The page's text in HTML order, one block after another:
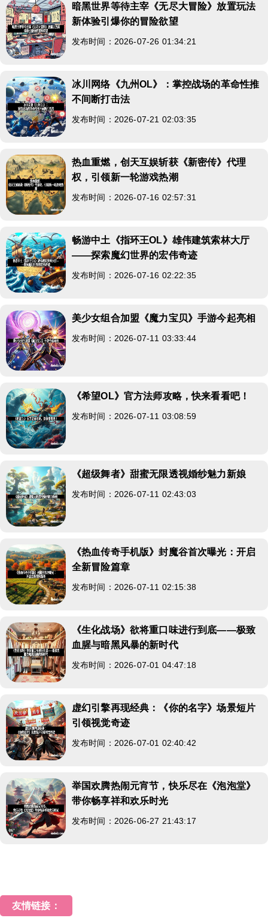
暗黑世界等待主宰《无尽大冒险》放置玩法
新体验引爆你的冒险欲望
发布时间：2026-07-26 01:34:21
冰川网络《九州OL》：掌控战场的革命性推
不间断打击法
发布时间：2026-07-21 02:03:35
热血重燃，创天互娱斩获《新密传》代理
权，引领新一轮游戏热潮
发布时间：2026-07-16 02:57:31
畅游中土《指环王OL》雄伟建筑索林大厅
——探索魔幻世界的宏伟奇迹
发布时间：2026-07-16 02:22:35
美少女组合加盟《魔力宝贝》手游今起亮相
发布时间：2026-07-11 03:33:44
《希望OL》官方法师攻略，快来看看吧！
发布时间：2026-07-11 03:08:59
《超级舞者》甜蜜无限透视婚纱魅力新娘
发布时间：2026-07-11 02:43:03
《热血传奇手机版》封魔谷首次曝光：开启
全新冒险篇章
发布时间：2026-07-11 02:15:38
《生化战场》欲将重口味进行到底——极致
血腥与暗黑风暴的新时代
发布时间：2026-07-01 04:47:18
虚幻引擎再现经典：《你的名字》场景短片
引领视觉奇迹
发布时间：2026-07-01 02:40:42
举国欢腾热闹元宵节，快乐尽在《泡泡堂》
带你畅享祥和欢乐时光
发布时间：2026-06-27 21:43:17
友情链接：